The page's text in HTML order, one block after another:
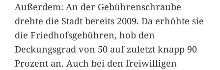
Außerdem: An der Gebührenschraube
drehte die Stadt bereits 2009. Da erhöhte sie
die Friedhofsgebühren, hob den
Deckungsgrad von 50 auf zuletzt knapp 90
Prozent an. Auch bei den freiwilligen